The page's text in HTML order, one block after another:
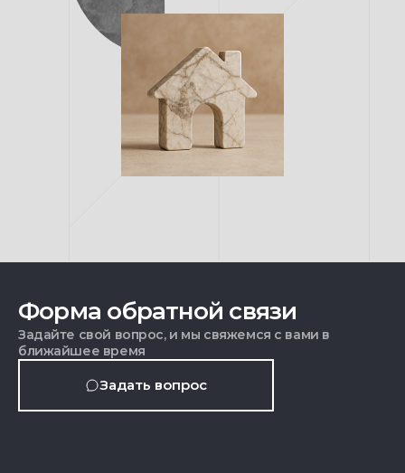
Форма обратной связи
Задайте свой вопрос, и мы свяжемся с вами в
ближайшее время
Задать вопрос